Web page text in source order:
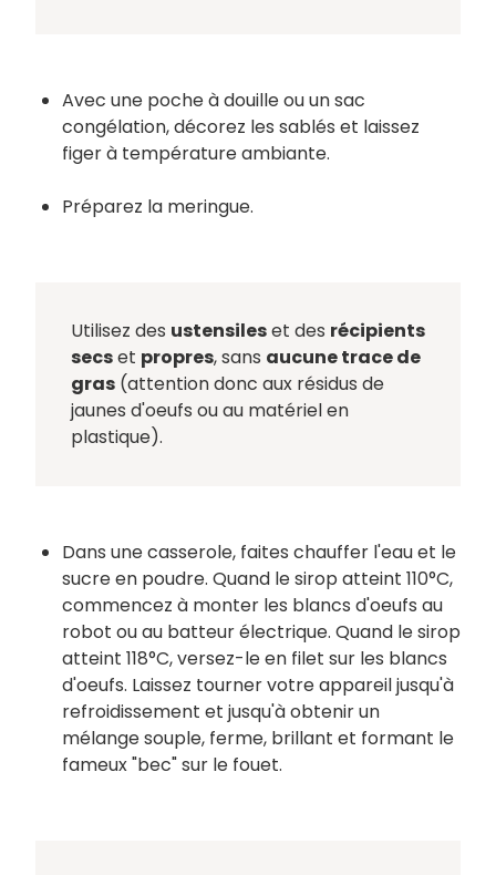
Avec une poche à douille ou un sac
congélation, décorez les sablés et laissez
figer à température ambiante.
Préparez la meringue.
Utilisez des ustensileset des récipients
secset propres, sans aucune trace de
gras (attention donc aux résidus de
jaunes d'oeufs ou au matériel en
plastique).
Dans une casserole, faites chauffer l'eau et le
sucre en poudre. Quand le sirop atteint 110°C,
commencez à monter les blancs d'oeufs au
robot ou au batteur électrique. Quand le sirop
atteint 118°C, versez-le en filet sur les blancs
d'oeufs. Laissez tourner votre appareil jusqu'à
refroidissement et jusqu'à obtenir un
mélange souple, ferme, brillant et formant le
fameux "bec" sur le fouet.